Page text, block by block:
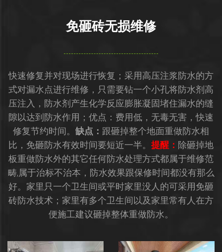
免砸砖无损维修
快速修复并对现场进行恢复；采用高压注浆防水的方
式对漏水点进行维修，只需要钻一个小孔将防水剂高
压注入，防水剂产生化学反应膨胀凝固堵住漏水的缝
隙以达到防水作用；优点：费用低，无毒无害，快速
修复节约时间。 缺点： 跟砸掉整个地面重做防水相
比，免砸防水有效时间要短近一半。 提醒： 除砸掉地
板重做防水外的其它任何防水处理方式都属于维修范
畴,属于治标不治本，防水效果跟保修时间都没有那么
好。家里只一个卫生间或平时家里没人的可采用免砸
砖防水技术；家里有多个卫生间以及家里常有人在方
便施工建议砸掉整体重做防水。